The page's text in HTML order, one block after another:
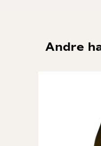
Andre